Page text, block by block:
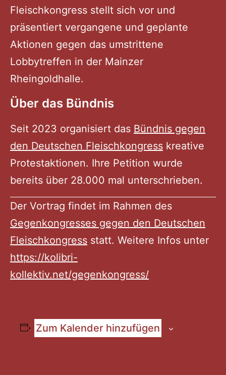
Fleischkongress stellt sich vor und
präsentiert vergangene und geplante
Aktionen gegen das umstrittene
Lobbytreffen in der Mainzer
Rheingoldhalle.
Über das Bündnis
Seit 2023 organisiert das Bündnis gegen
den Deutschen Fleischkongress kreative
Protestaktionen. Ihre Petition wurde
bereits über 28.000 mal unterschrieben.
Der Vortrag findet im Rahmen des
Gegenkongresses gegen den Deutschen
Fleischkongress statt. Weitere Infos unter
https://kolibri-
kollektiv.net/gegenkongress/
Zum Kalender hinzufügen